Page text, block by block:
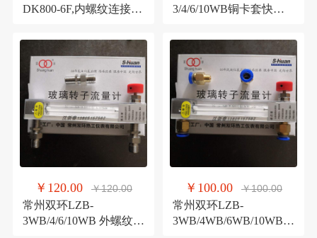
DK800-6F,内螺纹连接,
3/4/6/10WB铜卡套快插
￥120.00 ￥120.00
常州双环LZB-
3WB/4/6/10WB 外螺纹接
￥100.00 ￥100.00
常州双环LZB-
3WB/4WB/6WB/10WB